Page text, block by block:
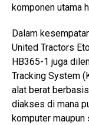
komponen utama
Dalam
United Tractors
HB365-1 juga
Tracking System
alat berat
diakses di mana
komputer maupun